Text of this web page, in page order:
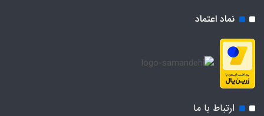
نماد اعتماد
ارتباط با ما